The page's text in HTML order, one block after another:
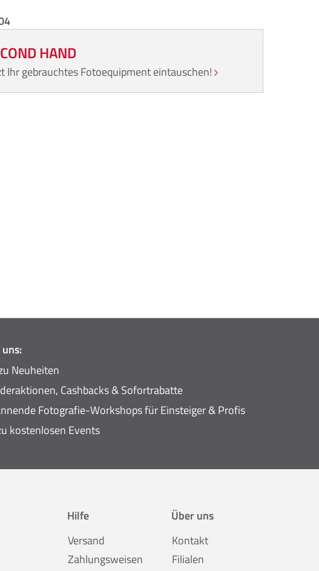
HAND
Ihr gebrauchtes Fotoequipment eintauschen!
Neuheiten
Cashbacks & Sofortrabatte
Fotografie-Workshops für Einsteiger & Profis
kostenlosen Events
Hilfe
Versand
Zahlungsweisen
Über uns
Kontakt
Filialen